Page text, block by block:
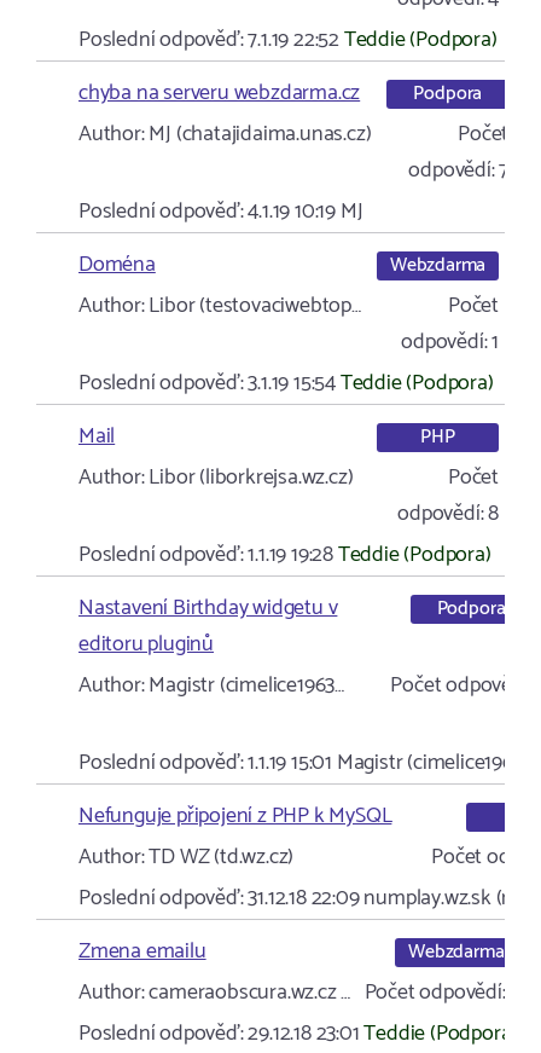
Poslední odpověď:7.1.19 22:52Teddie (Podpora)
chyba na serveru webzdarma.cz
Podpora
Author:MJ (chatajidaima.unas.cz)
Počet
odpovědí:7
Poslední odpověď:4.1.19 10:19MJ
Doména
Webzdarma
Author:Libor (testovaciwebtop…
Počet
odpovědí:1
Poslední odpověď:3.1.19 15:54Teddie (Podpora)
Mail
PHP
Author:Libor (liborkrejsa.wz.cz)
Počet
odpovědí:8
Poslední odpověď:1.1.19 19:28Teddie (Podpora)
Nastavení Birthday widgetu v
editoru pluginů
Podpora
Author:Magistr (cimelice1963…
Počet odpovědí:
Poslední odpověď:1.1.19 15:01 Magistr (cimelice1963…
Nefunguje připojení z PHP k MySQL
Author:TD WZ (td.wz.cz)
Počet
Poslední odpověď:31.12.18 22:09numplay.wz.sk
Zmena emailu
Webzdarma
Author:cameraobscura.wz.cz … Počet odpovědí:
Poslední odpověď:29.12.18 23:01Teddie (Podpora)